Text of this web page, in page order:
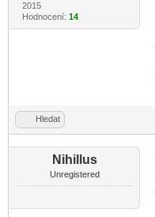
2015
Hodnocení: 14
Hledat
Nihillus
Unregistered